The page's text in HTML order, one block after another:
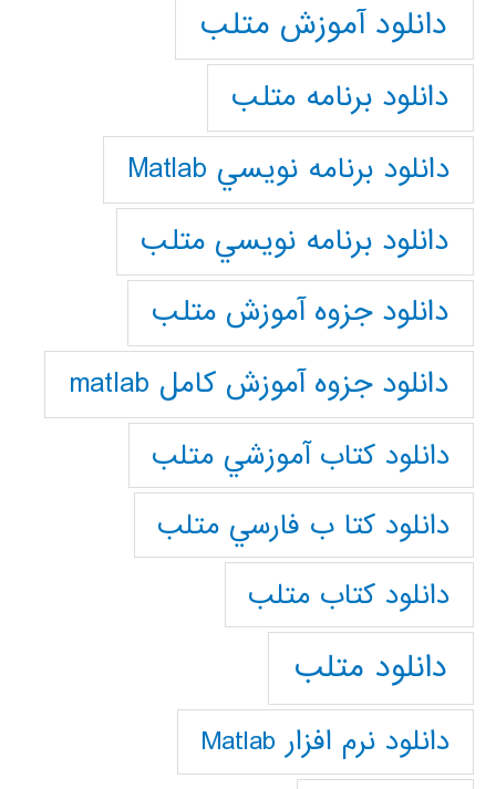
دانلود آموزش متلب
دانلود برنامه متلب
دانلود برنامه نويسي Matlab
دانلود برنامه نويسي متلب
دانلود جزوه آموزش متلب
دانلود جزوه آموزش کامل matlab
دانلود كتاب آموزشي متلب
دانلود كتا ب فارسي متلب
دانلود كتاب متلب
دانلود متلب
دانلود نرم افزار Matlab